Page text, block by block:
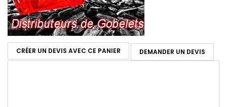
CRÉER UN DEVIS AVEC CE PANIER DEMANDER UN DEVIS